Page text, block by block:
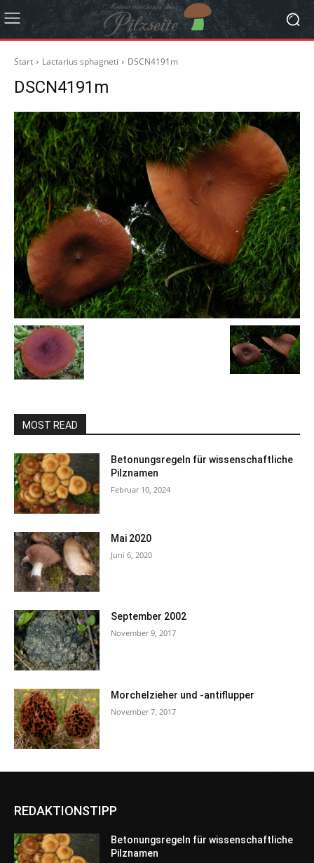
Start Lactarius sphagneti DSCN4191m
DSCN4191m
MOST READ
Betonungsregeln für wissenschaftliche
Pilznamen
Februar 10, 2024
Mai 2020
Juni 6, 2020
September 2002
November 9, 2017
Morchelzieher und -antiflupper
November 7, 2017
REDAKTIONSTIPP
Betonungsregeln für wissenschaftliche
Pilznamen